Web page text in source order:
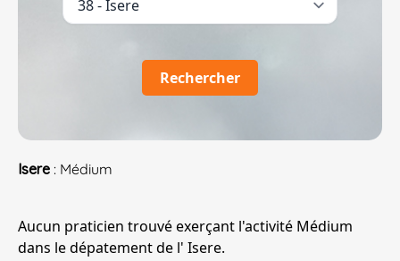
Rechercher
Isere : Médium
Aucun praticien trouvé exerçant l'activité Médium
dans le dépatement de l' Isere.